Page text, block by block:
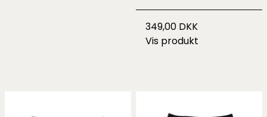
349,00 DKK
Vis produkt